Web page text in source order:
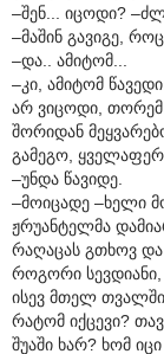
–შენ... იცოდი?
–მაშინ გავიგე,
–და.. ამიტომ...
–კი, ამიტომ
არ ვიცოდი, თორემ
შორიდან
გამეგო,
–უნდა წავიდე.
–მოიცადე –ხელი
ჟრუანტელმა
რაღაცას გთხოვ და
როგორი სევდიანი,
ისევ მთელ თვალში
რატომ იქცევი?
შუაში ხარ? ხომ